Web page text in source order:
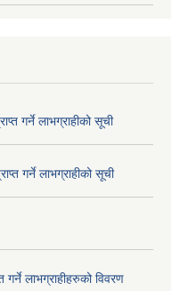
गर्ने लाभग्राहीको सूची
गर्ने लाभग्राहीको सूची
गर्ने लाभग्राहीहरुको विवरण